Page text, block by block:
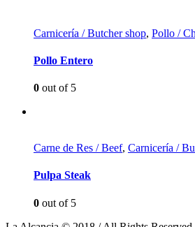
Carnicería / Butcher shop, Pollo /
Pollo Entero
0 out of 5
Carne de Res / Beef, Carnicería /
Pulpa Steak
0 out of 5